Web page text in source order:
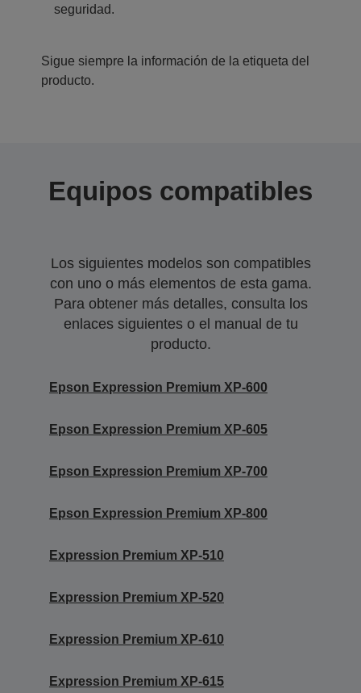
seguridad.
Sigue siempre la información de la etiqueta del
producto.
Equipos compatibles
Los siguientes modelos son compatibles
con uno o más elementos de esta gama.
Para obtener más detalles, consulta los
enlaces siguientes o el manual de tu
producto.
Epson Expression Premium XP-600
Epson Expression Premium XP-605
Epson Expression Premium XP-700
Epson Expression Premium XP-800
Expression Premium XP-510
Expression Premium XP-520
Expression Premium XP-610
Expression Premium XP-615